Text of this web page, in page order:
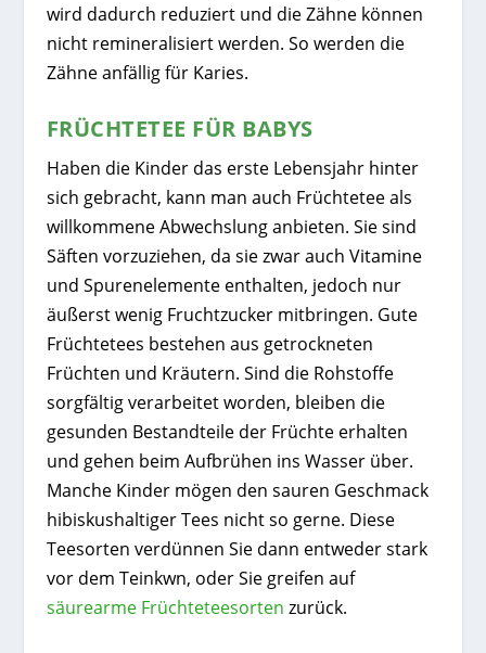
wird dadurch reduziert und die Zähne können
nicht remineralisiert werden. So werden die
Zähne anfällig für Karies.
FRÜCHTETEE FÜR BABYS
Haben die Kinder das erste Lebensjahr hinter
sich gebracht, kann man auch Früchtetee als
willkommene Abwechslung anbieten. Sie sind
Säften vorzuziehen, da sie zwar auch Vitamine
und Spurenelemente enthalten, jedoch nur
äußerst wenig Fruchtzucker mitbringen. Gute
Früchtetees bestehen aus getrockneten
Früchten und Kräutern. Sind die Rohstoffe
sorgfältig verarbeitet worden, bleiben die
gesunden Bestandteile der Früchte erhalten
und gehen beim Aufbrühen ins Wasser über.
Manche Kinder mögen den sauren Geschmack
hibiskushaltiger Tees nicht so gerne. Diese
Teesorten verdünnen Sie dann entweder stark
vor dem Teinkwn, oder Sie greifen auf
säurearme Früchteteesorten zurück.